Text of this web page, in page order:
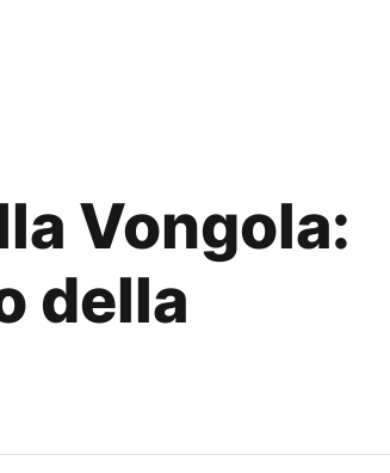
Vongola:
della